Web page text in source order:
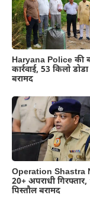
Haryana Police की
कार्रवाई, 53 किलो
बरामद
Operation Shastra
20+ अपराधी
पिस्तौल बरामद